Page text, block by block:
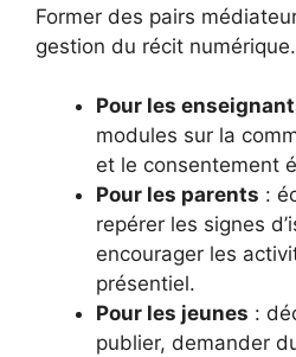
Former des pairs
gestion du récit numérique.
Pour les
modules sur la
et le consentement
Pour les parents :
repérer les signes
encourager les
présentiel.
Pour les jeunes :
publier, demander